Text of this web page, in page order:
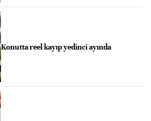
Konutta reel kayıp yedinci ayında